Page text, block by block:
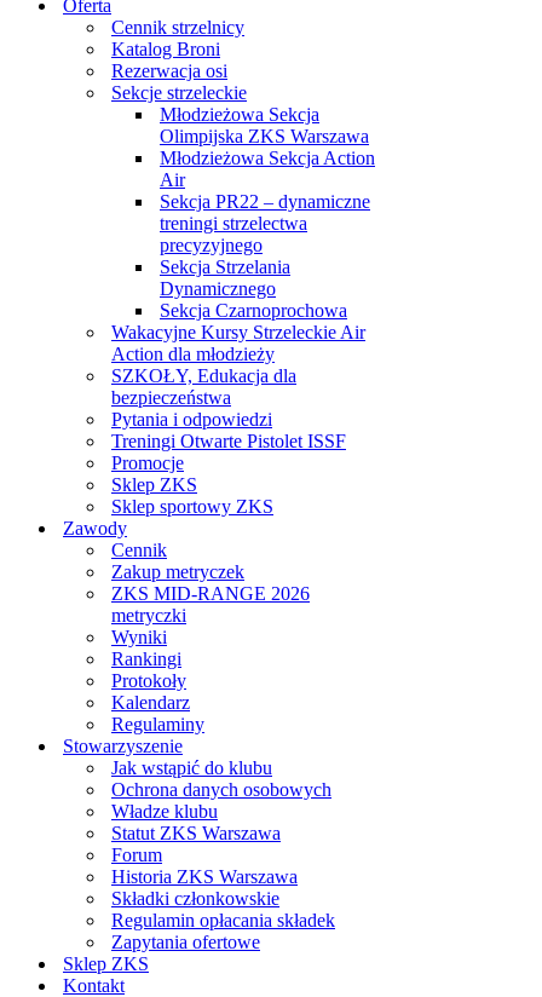
Oferta
Cennik strzelnicy
Katalog Broni
Rezerwacja osi
Sekcje strzeleckie
Młodzieżowa Sekcja
Olimpijska ZKS Warszawa
Młodzieżowa Sekcja Action
Air
Sekcja PR22 – dynamiczne
treningi strzelectwa
precyzyjnego
Sekcja Strzelania
Dynamicznego
Sekcja Czarnoprochowa
Wakacyjne Kursy Strzeleckie Air
Action dla młodzieży
SZKOŁY, Edukacja dla
bezpieczeństwa
Pytania i odpowiedzi
Treningi Otwarte Pistolet ISSF
Promocje
Sklep ZKS
Sklep sportowy ZKS
Zawody
Cennik
Zakup metryczek
ZKS MID-RANGE 2026
metryczki
Wyniki
Rankingi
Protokoły
Kalendarz
Regulaminy
Stowarzyszenie
Jak wstąpić do klubu
Ochrona danych osobowych
Władze klubu
Statut ZKS Warszawa
Forum
Historia ZKS Warszawa
Składki członkowskie
Regulamin opłacania składek
Zapytania ofertowe
Sklep ZKS
Kontakt